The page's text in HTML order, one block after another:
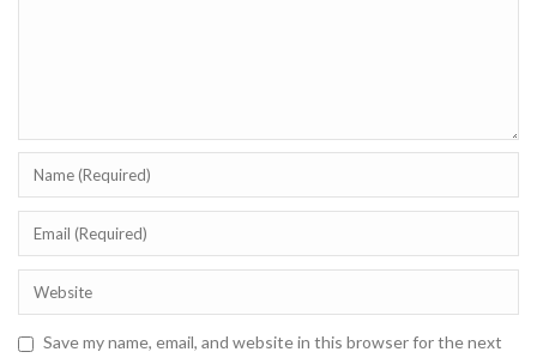
Save my name, email, and website in this browser for the next